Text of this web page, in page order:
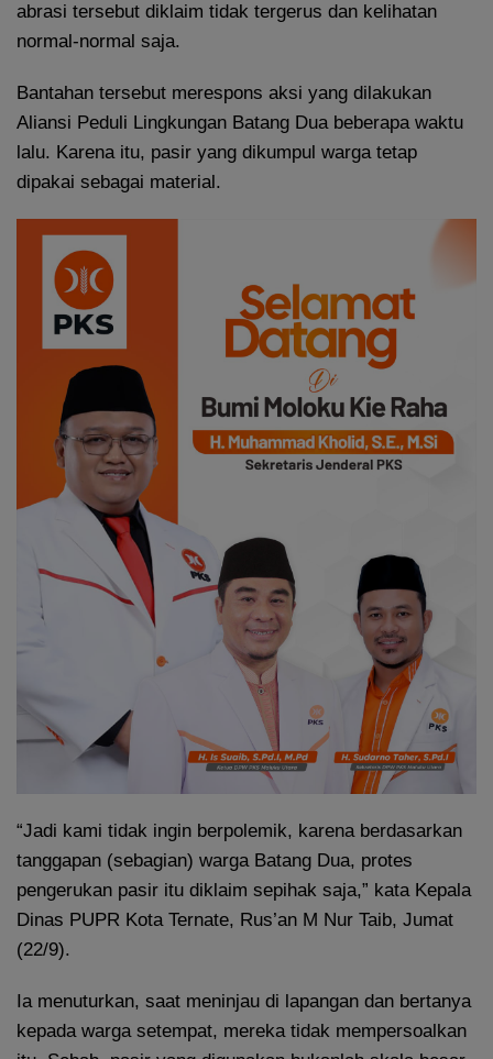
abrasi tersebut diklaim tidak tergerus dan kelihatan
normal-normal saja.
Bantahan tersebut merespons aksi yang dilakukan
Aliansi Peduli Lingkungan Batang Dua beberapa waktu
lalu. Karena itu, pasir yang dikumpul warga tetap
dipakai sebagai material.
“Jadi kami tidak ingin berpolemik, karena berdasarkan
tanggapan (sebagian) warga Batang Dua, protes
pengerukan pasir itu diklaim sepihak saja,” kata Kepala
Dinas PUPR Kota Ternate, Rus’an M Nur Taib, Jumat
(22/9).
Ia menuturkan, saat meninjau di lapangan dan bertanya
kepada warga setempat, mereka tidak mempersoalkan